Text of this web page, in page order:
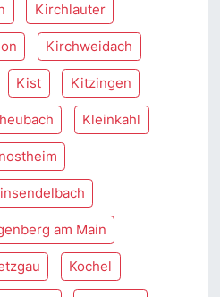
Kirchlauter
Kirchweidach
Kist Kitzingen
Kleinkahl
am Main
Kochel